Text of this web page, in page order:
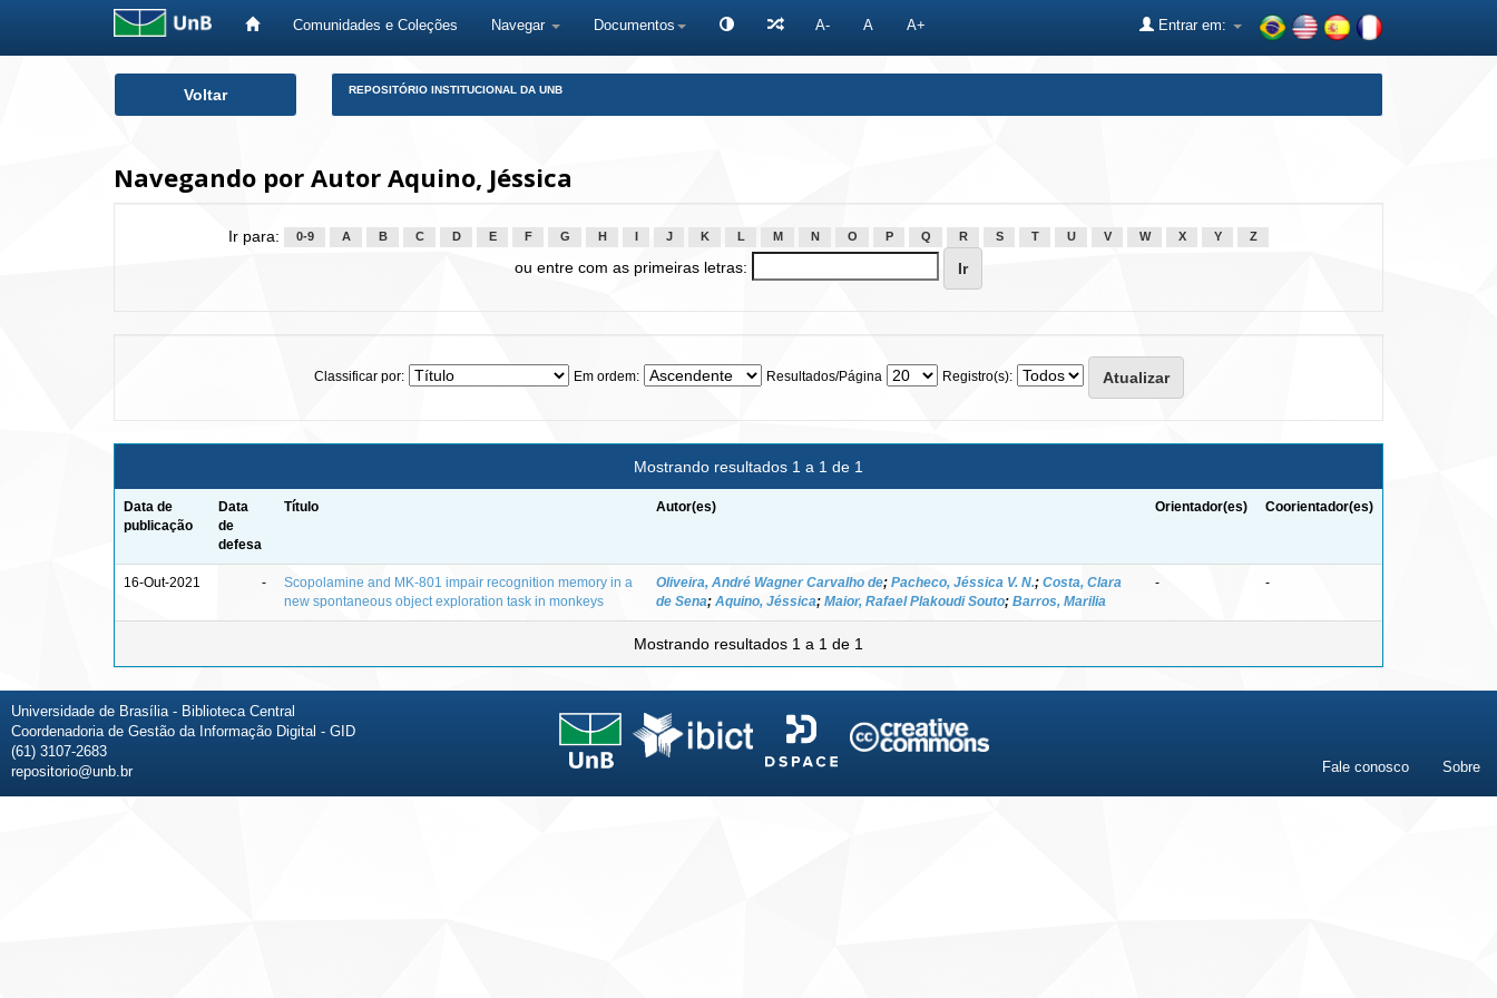
Comunidades e Coleções Navegar Documentos A- A A+ Entrar em:
Voltar REPOSITÓRIO INSTITUCIONAL DA UNB
Navegando por Autor Aquino, Jéssica
Ir para: 0-9 A B C D E F G H J K L M N O P Q R S T U V W X Y Z
ou entre com as primeiras letras:
Classificar por: Em ordem: Resultados/Página Registro(s):
Mostrando resultados 1 a 1 de 1
Data de
publicação
Data
de
defesa
Título Autor(es) Orientador(es) Coorientador(es)
16-Out-2021 -
Scopolamine and MK-801 impair recognition memory in a
new spontaneous object exploration task in monkeys
Oliveira, André Wagner Carvalho de; Pacheco, Jéssica V. N.; Costa, Clara
de Sena; Aquino, Jéssica; Maior, Rafael Plakoudi Souto; Barros, Marilia
- -
Mostrando resultados 1 a 1 de 1
Universidade de Brasília - Biblioteca Central
Coordenadoria de Gestão da Informação Digital - GID
(61) 3107-2683
repositorio@unb.br
Fale conosco Sobre